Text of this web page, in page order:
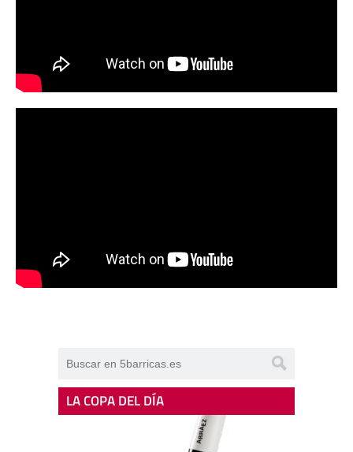
LA COPA DEL DÍA